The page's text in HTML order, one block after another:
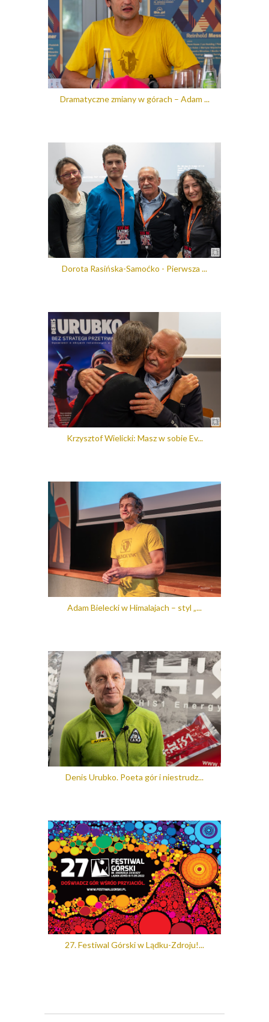
Dramatyczne zmiany w górach – Adam ...
Dorota Rasińska-Samoćko - Pierwsza ...
Krzysztof Wielicki: Masz w sobie Ev...
Adam Bielecki w Himalajach – styl „...
Denis Urubko. Poeta gór i niestrudz...
27. Festiwal Górski w Lądku-Zdroju!...